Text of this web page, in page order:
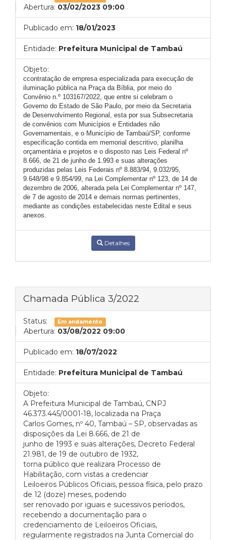
Abertura: 03/02/2023 09:00
Publicado em: 18/01/2023
Entidade: Prefeitura Municipal de Tambaú
Objeto:
ccontratação de empresa especializada para execução de
iluminação pública na Praça da Bíblia, por meio do
Convênio n.º 103167/2022, que entre si celebram o
Governo do Estado de São Paulo, por meio da Secretaria
de Desenvolvimento Regional, esta por sua Subsecretaria
de convênios com Municípios e Entidades não
Governamentais, e o Município de Tambaú/SP, conforme
especificação contida em memorial descritivo, planilha
orçamentária e projetos e o disposto nas Leis Federal nº
8.666, de 21 de junho de 1.993 e suas alterações
produzidas pelas Leis Federais nº 8.883/94, 9.032/95,
9.648/98 e 9.854/99, na Lei Complementar nº 123, de 14 de
dezembro de 2006, alterada pela Lei Complementar nº 147,
de 7 de agosto de 2014 e demais normas pertinentes,
mediante as condições estabelecidas neste Edital e seus
anexos.
Detalhes
Chamada Pública 3/2022
Status: Em andamento
Abertura: 03/08/2022 09:00
Publicado em: 18/07/2022
Entidade: Prefeitura Municipal de Tambaú
Objeto:
A Prefeitura Municipal de Tambaú, CNPJ
46.373.445/0001-18, localizada na Praça
Carlos Gomes, nº 40, Tambaú – SP, observadas as
disposições da Lei 8.666, de 21 de
junho de 1993 e suas alterações, Decreto Federal
21.981, de 19 de outubro de 1932,
torna público que realizara Processo de
Habilitação, com vistas a credenciar
Leiloeiros Públicos Oficiais, pessoa física, pelo prazo
de 12 (doze) meses, podendo
ser renovado por iguais e sucessivos períodos,
recebendo a documentação para o
credenciamento de Leiloeiros Oficiais,
regularmente registrados na Junta Comercial do